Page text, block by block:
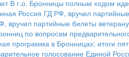
В г.о. Бронницы полным ходом
Россия ГД РФ, вручил
вручил партийные билеты
по вопросам
программа в Бронницах: итоги
голосование Единой